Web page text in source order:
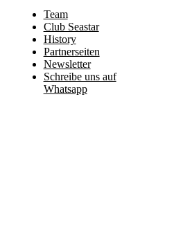
Team
Club Seastar
History
Partnerseiten
Newsletter
Schreibe uns auf
Whatsapp